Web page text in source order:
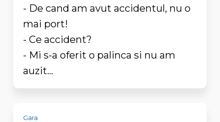
- De cand am avut accidentul, nu o
mai port!
- Ce accident?
- Mi s-a oferit o palinca si nu am
auzit...
Gara